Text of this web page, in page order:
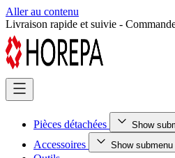
Aller au contenu
Pièces détachées testées et certifiées
Pièces détachées Show
Accessoires Show